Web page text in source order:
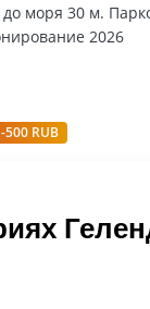
моря 30 м.
2026
-500 RUB